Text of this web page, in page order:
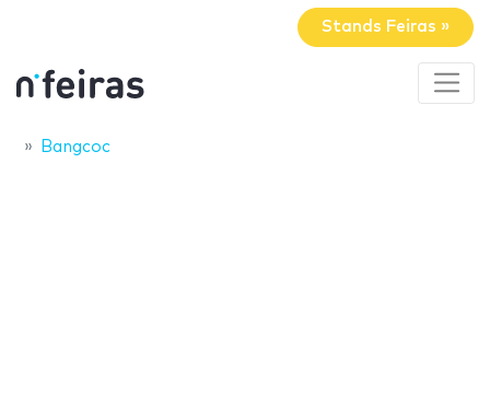
Stands Feiras »
Bangcoc